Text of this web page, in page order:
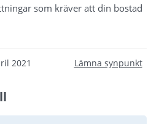
som kräver att din bostad
2021 Lämna synpunkt